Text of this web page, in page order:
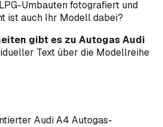
Umbauten fotografiert und
ist auch Ihr Modell dabei?
gibt es zu Autogas Audi
Text über die Modellreihe
AudiA4 Autogas-